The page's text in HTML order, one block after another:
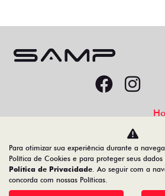
Desacelere. Seu bem
Para otimizar sua experiência durante a
Política de Cookies e para proteger seus
Política de Privacidade. Ao seguir com a
concorda com nossas Políticas.